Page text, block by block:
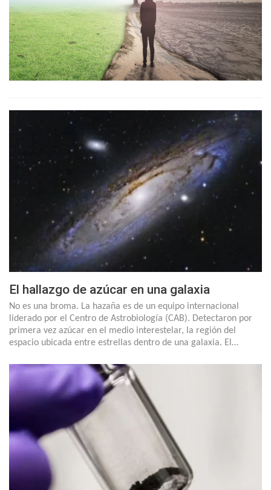
El hallazgo de azúcar en una galaxia
No es una broma. La hazaña es de un equipo internacional
liderado por el Centro de Astrobiología (CAB). Detectaron por
primera vez azúcar en el medio interestelar, la región del
espacio ubicada entre estrellas dentro de una galaxia. El…